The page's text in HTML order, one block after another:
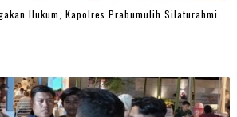
Hukum, Kapolres Prabumulih Silaturahmi